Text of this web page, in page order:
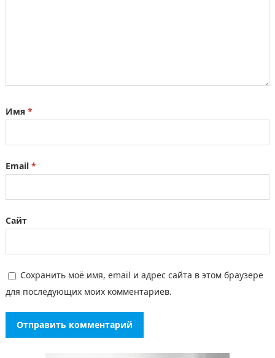
Имя *
Email *
Сайт
Сохранить моё имя, email и адрес сайта в этом браузере
для последующих моих комментариев.